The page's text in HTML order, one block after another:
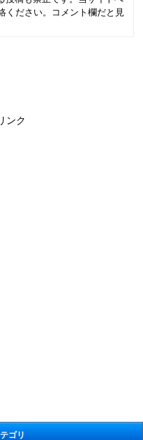
ください。コメント欄だと見
ンク
ゴリ